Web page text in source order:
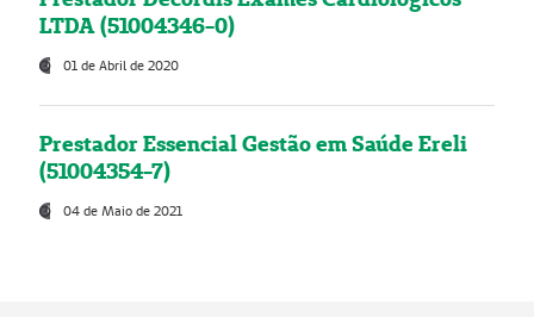
LTDA (51004346-0)
01 de Abril de 2020
Prestador Essencial Gestão em Saúde Ereli
(51004354-7)
04 de Maio de 2021